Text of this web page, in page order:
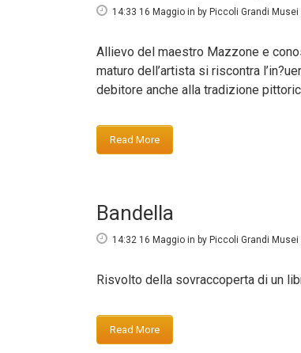
14:33 16 Maggio in by Piccoli Grandi Musei
Allievo del maestro Mazzone e
maturo dell’artista si riscontra
debitore anche alla tradizione
Read More
Bandella
14:32 16 Maggio in by Piccoli Grandi Musei
Risvolto della sovraccoperta di un
Read More